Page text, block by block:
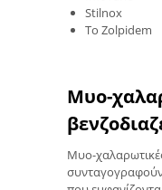
Stilnox
Το Zolpidem
Μυο-
Μυο-